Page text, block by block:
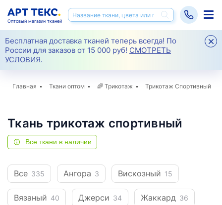
Бесплатная доставка тканей теперь всегда! По
России для заказов от 15 000 руб! СМОТРЕТЬ
УСЛОВИЯ.
Оптовый магазин тканей
Главная Ткани оптом 🌈 Трикотаж Трикотаж Спортивный
Ткань трикотаж спортивный
Все ткани в наличии
Все 335 Ангора 3 Вискозный 15
Вязаный 40 Джерси 34 Жаккард 36